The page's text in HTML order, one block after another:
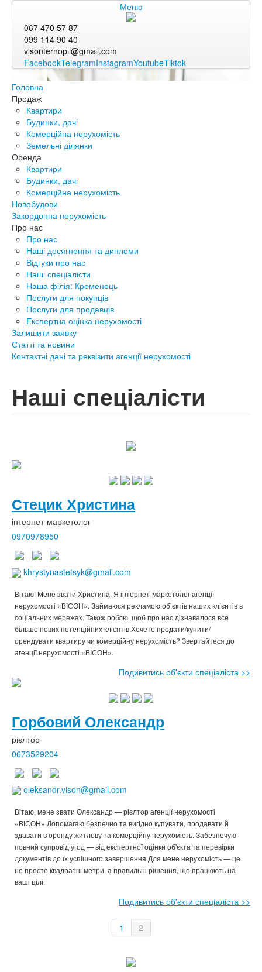
Меню
067 470 57 87
099 114 90 40
visonternopil@gmail.com
FacebookTelegramInstagramYoutubeTiktok
Головна
Продаж
Квартири
Будинки, дачі
Комерційна нерухомість
Земельні ділянки
Оренда
Квартири
Будинки, дачі
Комерційна нерухомість
Новобудови
Закордонна нерухомість
Про нас
Про нас
Наші досягнення та дипломи
Відгуки про нас
Наші спеціалісти
Наша філія: Кременець
Послуги для покупців
Послуги для продавців
Експертна оцінка нерухомості
Залишити заявку
Статті та новини
Контактні дані та реквізити агенції нерухомості
Наші спеціалісти
Стецик Христина
інтернет-маркетолог
0970978950
khrystynastetsyk@gmail.com
Вітаю! Мене звати Христина. Я інтернет-маркетолог агенції
нерухомості «ВІСОН». Займаюся рекламою об’єктів наших клієнтів в
соціальних мережах. Також роблю, щоб про нас дізнавалося все
більше нових потенційних клієнтів.Хочете продати/купити/
орендувати квартиру чи комерційну нерухомість? Звертайтеся до
агенції нерухомості «ВІСОН».
Подивитись об'єкти спеціаліста >>
Горбовий Олександр
рієлтор
0673529204
oleksandr.vison@gmail.com
Вітаю, мене звати Олександр — рієлтор агенції нерухомості
«ВІСОН».Допомагаю безпечно та вигідно купувати, продавати й
здавати в оренду житлову та комерційну нерухомість. Забезпечую
повний супровід угод — від експертної оцінки об'єкта та перевірки
документів до їх успішного завершення.Для мене нерухомість — це
не просто квадратні метри, а правильні рішення, що працюють на
ваші цілі.
Подивитись об'єкти спеціаліста >>
1 2